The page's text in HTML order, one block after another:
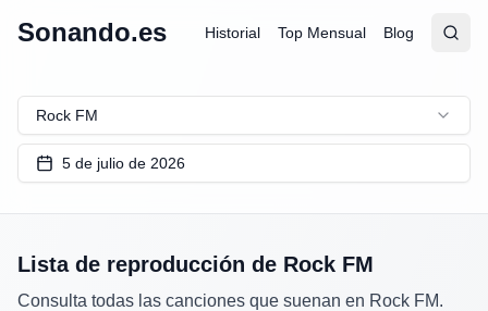
Sonando.es Historial Top Mensual Blog
Abrir
Rock FM
5 de julio de 2026
Lista de reproducción de Rock FM
Consulta todas las canciones que suenan en Rock FM.